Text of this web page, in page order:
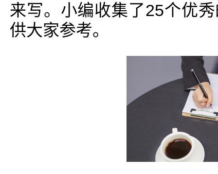
来写。小编收集了25个优
供大家参考。